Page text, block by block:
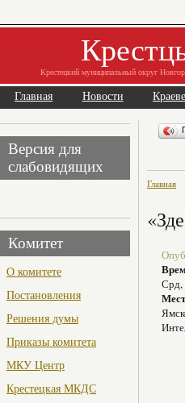
Крестецкий муниципальный округ
Главная Новости
Версия для
слабовидящих
Комитет
О комитете
Постановления
Решения думы
Приказы комитета
МКУ Центр
Крестецкая МКДС
Главная
Срд,